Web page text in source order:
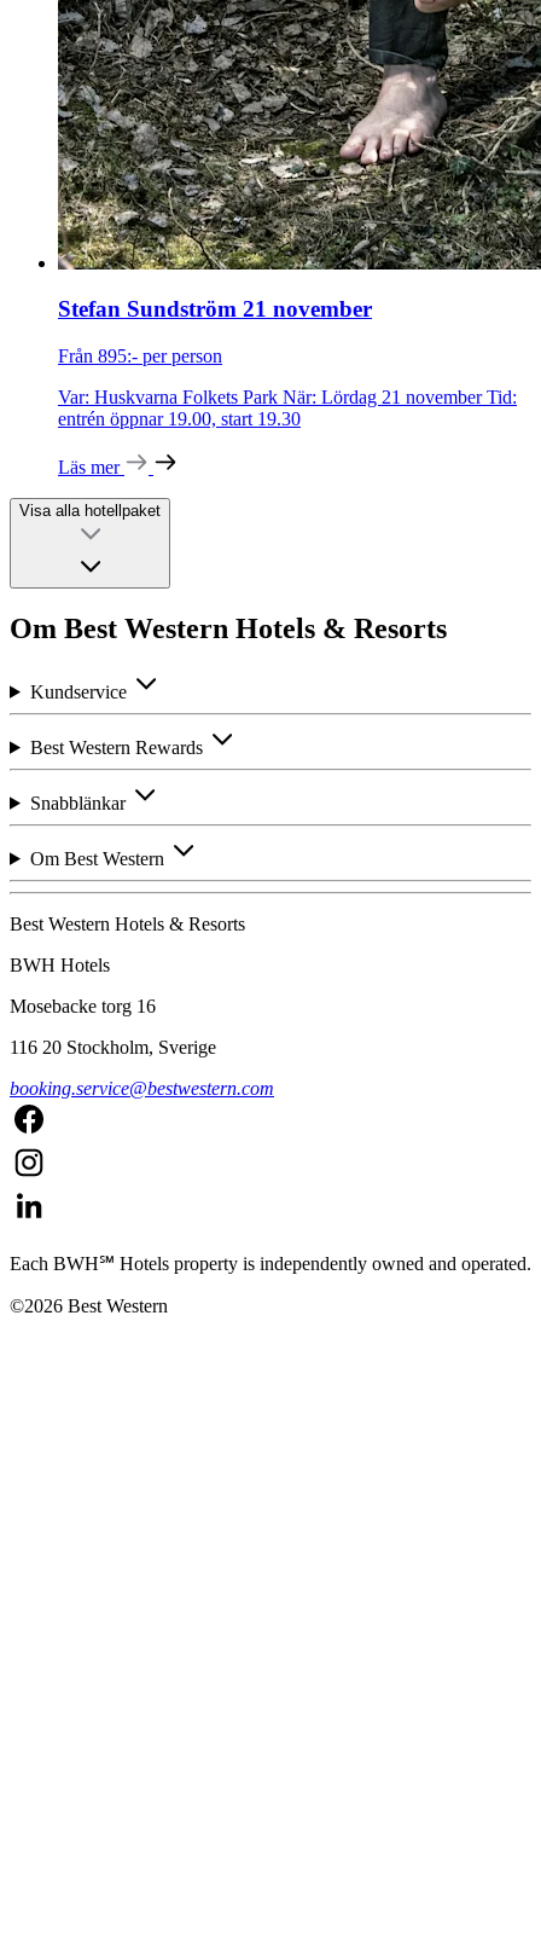
Stefan Sundström 21 november
Från 895:- per person
Var: Huskvarna Folkets Park När: Lördag 21 november Tid:
entrén öppnar 19.00, start 19.30
Läs mer
Visa alla hotellpaket
Om Best Western Hotels & Resorts
Kundservice
Best Western Rewards
Snabblänkar
Om Best Western
Best Western Hotels & Resorts
BWH Hotels
Mosebacke torg 16
116 20 Stockholm, Sverige
booking.service@bestwestern.com
Each BWH℠ Hotels property is independently owned and operated.
©2026 Best Western